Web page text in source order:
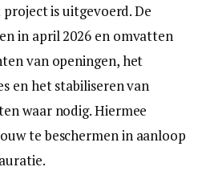
is uitgevoerd. De
in april 2026 en omvatten
van openingen, het
en het stabiliseren van
waar nodig. Hiermee
te beschermen in aanloop